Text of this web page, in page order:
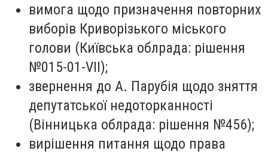
вимога щодо призначення повторних
виборів Криворізького міського
голови (Київська облрада: рішення
№015-01-VII);
звернення до А. Парубія щодо зняття
депутатської недоторканності
(Вінницька облрада: рішення №456);
вирішення питання щодо права